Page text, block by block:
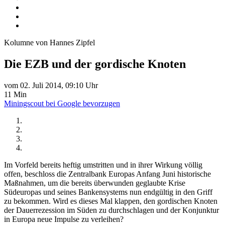
Kolumne von Hannes Zipfel
Die EZB und der gordische Knoten
vom 02. Juli 2014, 09:10 Uhr
11 Min
Miningscout bei Google bevorzugen
Im Vorfeld bereits heftig umstritten und in ihrer Wirkung völlig
offen, beschloss die Zentralbank Europas Anfang Juni historische
Maßnahmen, um die bereits überwunden geglaubte Krise
Südeuropas und seines Bankensystems nun endgültig in den Griff
zu bekommen. Wird es dieses Mal klappen, den gordischen Knoten
der Dauerrezession im Süden zu durchschlagen und der Konjunktur
in Europa neue Impulse zu verleihen?